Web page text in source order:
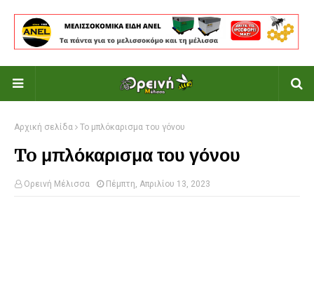
Αρχική σελίδα To μπλόκαρισμα του γόνου
To μπλόκαρισμα του γόνου
Ορεινή Μέλισσα Πέμπτη, Απριλίου 13, 2023